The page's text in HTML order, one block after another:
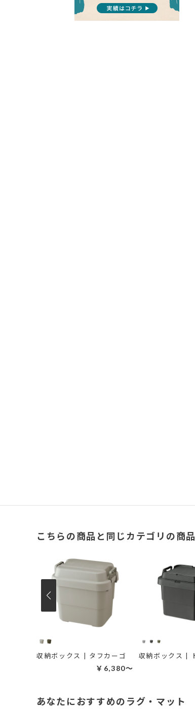
こちらの商品と同じカテゴリの商品
収納ボックス | タフカーゴ
￥6,380～
あなたにおすすめのラグ・マット